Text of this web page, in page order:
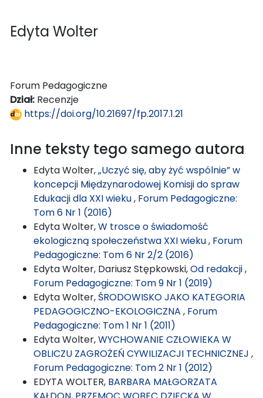
Edyta Wolter
Forum Pedagogiczne
Dział: Recenzje
https://doi.org/10.21697/fp.2017.1.21
Inne teksty tego samego autora
Edyta Wolter,„Uczyć się, aby żyć wspólnie” w
koncepcji Międzynarodowej Komisji do spraw
Edukacji dla XXI wieku, Forum Pedagogiczne:
Tom 6 Nr 1 (2016)
Edyta Wolter,W trosce o świadomość
ekologiczną społeczeństwa XXI wieku, Forum
Pedagogiczne: Tom 6 Nr 2/2 (2016)
Edyta Wolter, Dariusz Stępkowski,Od redakcji,
Forum Pedagogiczne: Tom 9 Nr 1 (2019)
Edyta Wolter, ŚRODOWISKO JAKO KATEGORIA
PEDAGOGICZNO-EKOLOGICZNA , Forum
Pedagogiczne: Tom 1 Nr 1 (2011)
Edyta Wolter,WYCHOWANIE CZŁOWIEKA W
OBLICZU ZAGROŻEŃ CYWILIZACJI TECHNICZNEJ ,
Forum Pedagogiczne: Tom 2 Nr 1 (2012)
EDYTA WOLTER, BARBARA MAŁGORZATA